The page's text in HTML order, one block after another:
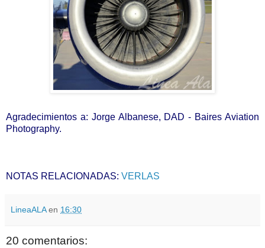
Agradecimientos a: Jorge Albanese, DAD - Baires Aviation
Photography.
NOTAS RELACIONADAS: VERLAS
LineaALA en 16:30
20 comentarios: